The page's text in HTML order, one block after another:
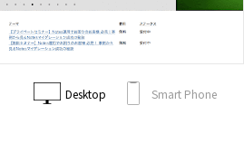
Desktop Smart Phone